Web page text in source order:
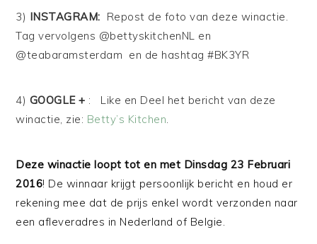
3) INSTAGRAM: Repost de foto van deze winactie.
Tag vervolgens @bettyskitchenNL en
@teabaramsterdam en de hashtag #BK3YR
4) GOOGLE + : Like en Deel het bericht van deze
winactie, zie: Betty’s Kitchen.
Deze winactie loopt tot en met Dinsdag 23 Februari
2016! De winnaar krijgt persoonlijk bericht en houd er
rekening mee dat de prijs enkel wordt verzonden naar
een afleveradres in Nederland of Belgie.